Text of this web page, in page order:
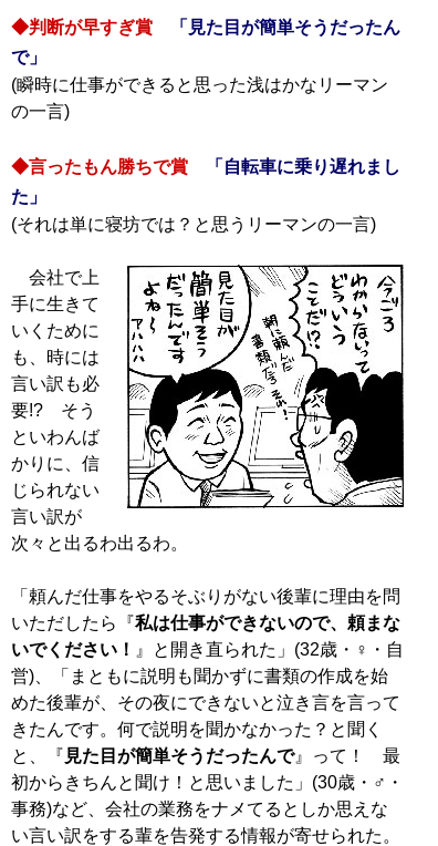
◆判断が早すぎ賞
「見た目が簡単そうだったん
で」
(瞬時に仕事ができると思った浅はかなリーマン
の一言)
◆言ったもん勝ちで賞
「自転車に乗り遅れまし
た」
(それは単に寝坊では？と思うリーマンの一言)
会社で上
手に生きて
いくために
も、時には
言い訳も必
要!? そう
といわんば
かりに、信
じられない
言い訳が
次々と出るわ出るわ。
「頼んだ仕事をやるそぶりがない後輩に理由を問
いただしたら『私は仕事ができないので、頼まな
いでください！ 』と開き直られた」(32歳・♀・自
営)、「まともに説明も聞かずに書類の作成を始
めた後輩が、その夜にできないと泣き言を言って
きたんです。何で説明を聞かなかった？と聞く
と、『 見た目が簡単そうだったんで』って！ 最
初からきちんと聞け！と思いました」(30歳・♂・
事務)など、会社の業務をナメてるとしか思えな
い言い訳をする輩を告発する情報が寄せられた。